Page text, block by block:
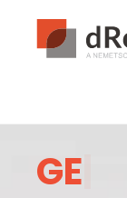
LUF